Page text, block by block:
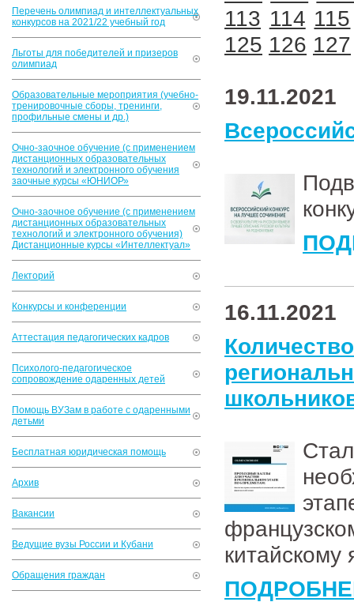
Перечень олимпиад и интеллектуальных
конкурсов на 2021/22 учебный год
Льготы для победителей и призеров
олимпиад
Образовательные мероприятия (учебно-
тренировочные сборы, тренинги,
профильные смены и др.)
Очно-заочное обучение (с применением
дистанционных образовательных
технологий и электронного обучения
заочные курсы «ЮНИОР»
Очно-заочное обучение (с применением
дистанционных образовательных
технологий и электронного обучения)
Дистанционные курсы «Интеллектуал»
Лекторий
Конкурсы и конференции
Аттестация педагогических кадров
Психолого-педагогическое
сопровождение одаренных детей
Помощь ВУЗам в работе с одаренными
детьми
Бесплатная юридическая помощь
Архив
Вакансии
Ведущие вузы России и Кубани
Обращения граждан
113 114 115
125 126 127
19.11.2021
16.11.2021
китайскому